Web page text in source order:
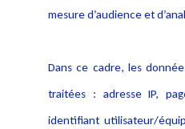
donnéesmesure d’audience et
Dans ce cadre, les
traitées : adresse IP,
identifiant utilisateur/